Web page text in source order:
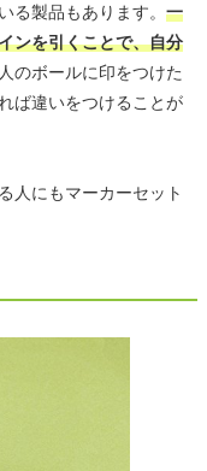
る製品もあります。 一
ンを引くことで、自分
のボールに印をつけた
ば違いをつけることが
人にもマーカーセット